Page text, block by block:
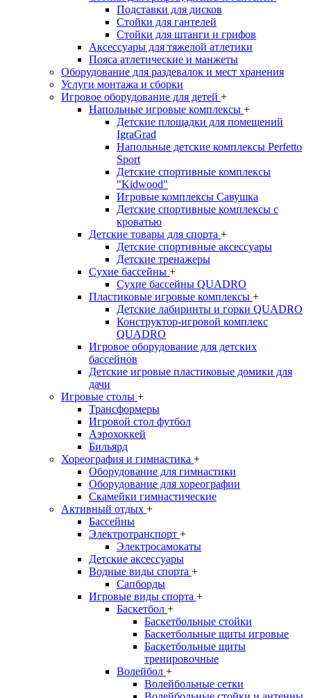
Подставки для дисков
Стойки для гантелей
Стойки для штанги и грифов
Аксессуары для тяжелой атлетики
Пояса атлетические и манжеты
Оборудование для раздевалок и мест хранения
Услуги монтажа и сборки
Игровое оборудование для детей +
Напольные игровые комплексы +
Детские площадки для помещений
IgraGrad
Напольные детские комплексы Perfetto
Sport
Детские спортивные комплексы
"Kidwood"
Игровые комплексы Савушка
Детские спортивные комплексы с
кроватью
Детские товары для спорта +
Детские спортивные aксессуары
Детские тренажеры
Сухие бассейны +
Сухие бассейны QUADRO
Пластиковые игровые комплексы +
Детские лабиринты и горки QUADRO
Конструктор-игровой комплекс
QUADRO
Игровое оборудование для детских
бассейнов
Детские игровые пластиковые домики для
дачи
Игровые столы +
Трансформеры
Игровой стол футбол
Аэрохоккей
Бильярд
Хореография и гимнастика +
Оборудование для гимнастики
Оборудование для хореографии
Скамейки гимнастические
Активный отдых +
Бассейны
Электротранспорт +
Электросамокаты
Детские аксессуары
Водные виды спорта +
Сапборды
Игровые виды спорта +
Баскетбол +
Баскетбольные стойки
Баскетбольные щиты игровые
Баскетбольные щиты
тренировочные
Волейбол +
Волейбольные сетки